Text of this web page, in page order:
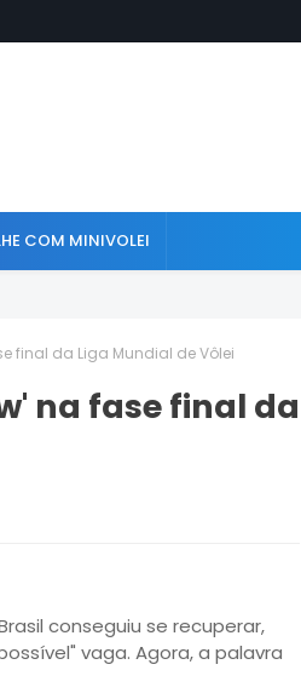
COM MINIVOLEI
final da Liga Mundial de Vôlei
na fase final da
conseguiu se recuperar,
vaga. Agora, a palavra